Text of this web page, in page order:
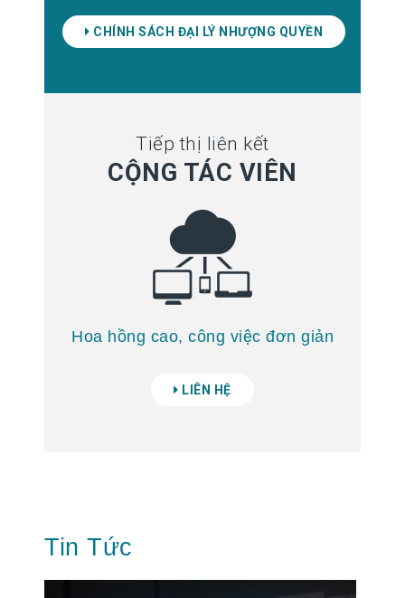
CHÍNH SÁCH ĐẠI LÝ NHƯỢNG QUYỀN
Tiếp thị liên kết
CỘNG TÁC VIÊN
Hoa hồng cao, công việc đơn giản
LIÊN HỆ
Tin Tức